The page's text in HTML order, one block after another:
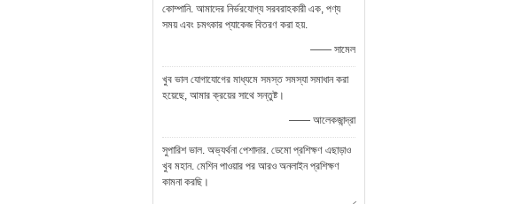
কোম্পানি. আমাদের নির্ভরযোগ্য সরবরাহকারী এক, পণ্য
সময় এবং চমৎকার প্যাকেজ বিতরণ করা হয়.
—— সামেল
খুব ভাল যোগাযোগের মাধ্যমে সমস্ত সমস্যা সমাধান করা
হয়েছে, আমার ক্রয়ের সাথে সন্তুষ্ট।
—— আলেকজান্দ্রা
সুপারিশ ভাল. অভ্যর্থনা পেশাদার. ডেমো প্রশিক্ষণ এছাড়াও
খুব মহান. মেশিন পাওয়ার পর আরও অনলাইন প্রশিক্ষণ
কামনা করছি।